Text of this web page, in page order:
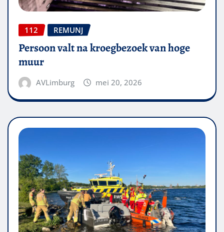
112 REMUNJ
Persoon valt na kroegbezoek van hoge
muur
AVLimburg mei 20, 2026